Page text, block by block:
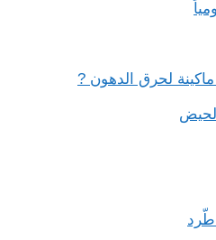
لحرق الدهون ?